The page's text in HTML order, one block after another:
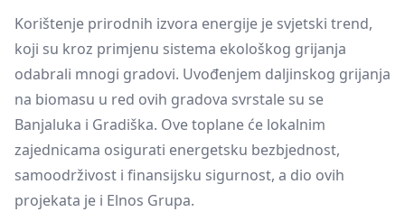
Korištenje prirodnih izvora energije je svjetski trend,
koji su kroz primjenu sistema ekološkog grijanja
odabrali mnogi gradovi. Uvođenjem daljinskog grijanja
na biomasu u red ovih gradova svrstale su se
Banjaluka i Gradiška. Ove toplane će lokalnim
zajednicama osigurati energetsku bezbjednost,
samoodrživost i finansijsku sigurnost, a dio ovih
projekata je i Elnos Grupa.